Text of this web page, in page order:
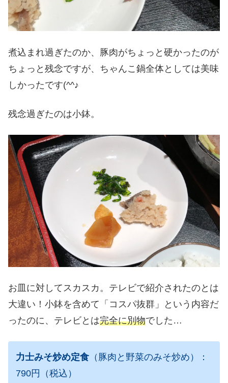
煮込まれ過ぎたのか、豚肉がちょっと硬かったのが
ちょっと残念ですが、ちゃんこ鍋全体としては美味
しかったです(^^♪
残念過ぎたのは小鉢。
お皿に対してスカスカ。テレビで紹介されたのとは
大違い！小鉢を含めて「コスパ抜群」という内容だ
ったのに、テレビとは完全に別物でした…
力士みそ炒め定食 （豚肉と野菜のみそ炒め）：
790円（税込）